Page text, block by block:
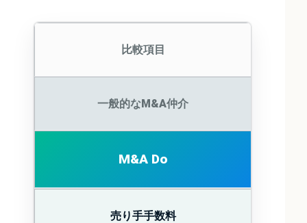
比較項目
一般的なM&A仲介
M&A Do
売り手手数料